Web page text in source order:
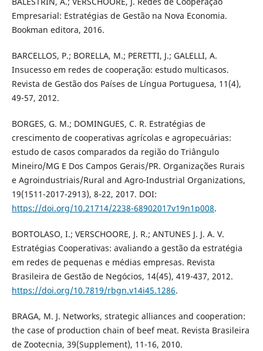
Empresarial: Estratégias de Gestão na Nova Economia.
Bookman editora, 2016.
BARCELLOS, P.; BORELLA, M.; PERETTI, J.; GALELLI, A.
Insucesso em redes de cooperação: estudo multicasos.
Revista de Gestão dos Países de Língua Portuguesa, 11(4),
49-57, 2012.
BORGES, G. M.; DOMINGUES, C. R. Estratégias de
crescimento de cooperativas agrícolas e agropecuárias:
estudo de casos comparados da região do Triângulo
Mineiro/MG E Dos Campos Gerais/PR. Organizações Rurais
e Agroindustriais/Rural and Agro-Industrial Organizations,
19(1511-2017-2913), 8-22, 2017. DOI:
https://doi.org/10.21714/2238-68902017v19n1p008.
BORTOLASO, I.; VERSCHOORE, J. R.; ANTUNES J. J. A. V.
Estratégias Cooperativas: avaliando a gestão da estratégia
em redes de pequenas e médias empresas. Revista
Brasileira de Gestão de Negócios, 14(45), 419-437, 2012.
https://doi.org/10.7819/rbgn.v14i45.1286.
BRAGA, M. J. Networks, strategic alliances and cooperation:
the case of production chain of beef meat. Revista Brasileira
de Zootecnia, 39(Supplement), 11-16, 2010.